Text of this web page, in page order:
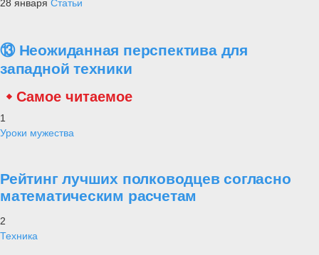
28 января Статьи
⑬ Неожиданная перспектива для
западной техники
Самое читаемое
1
Уроки мужества
Рейтинг лучших полководцев согласно
математическим расчетам
2
Техника